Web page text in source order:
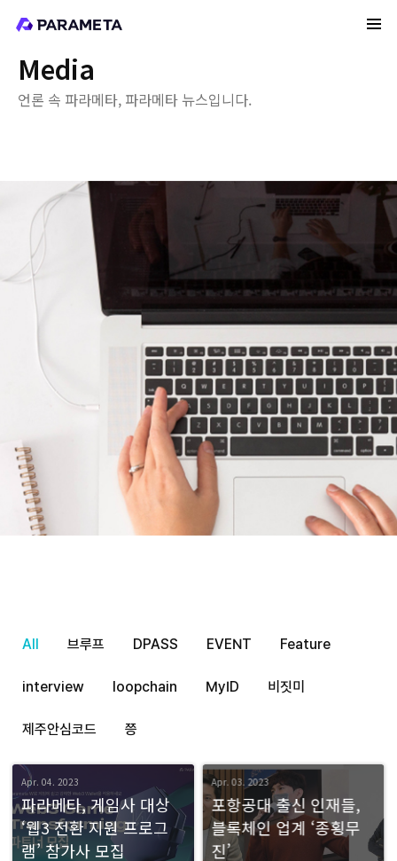
Media
언론 속 파라메타, 파라메타 뉴스입니다.
All 브루프 DPASS EVENT Feature
interview loopchain MyID 비짓미
제주안심코드 쯩
Apr. 04. 2023
파라메타, 게임사 대상
‘웹3 전환 지원 프로그
램’ 참가사 모집
Apr. 03. 2023
포항공대 출신 인재들,
블록체인 업계 ‘종횡무
진’